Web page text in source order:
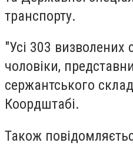
транспорту.
"Усі 303 визволених
чоловіки,
сержантського
Коордштабі.
Також